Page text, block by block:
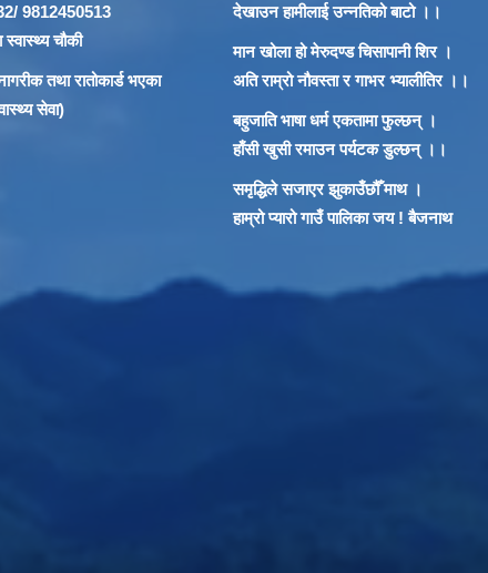
मौनता तोडौ, न्याय खोजौ" घरेलु हिंसा अन्त्य गरौ, सभ्य समाजको निर्माण
9812450513
स्वास्थ्य चौकी
तथा रातोकार्ड भएका
सेवा)
देखाउन हामीलाई उन्नतिको बाटो ।।
मान खोला हो मेरुदण्ड चिसापानी शिर ।
अति राम्रो नौवस्ता र गाभर भ्यालीतिर ।।
बहुजाति भाषा धर्म एकतामा फुल्छन् ।
हाँसी खुसी रमाउन पर्यटक डुल्छन् ।।
समृद्धिले सजाएर झुकाउँछौँ माथ ।
हाम्रो प्यारो गाउँ पालिका जय ! बैजनाथ